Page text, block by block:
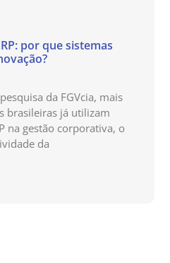
por que sistemas
da FGVcia, mais
brasileiras já utilizam
na gestão corporativa, o
da